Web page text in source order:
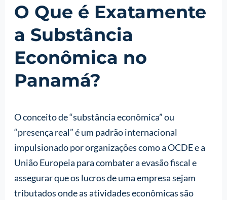
O Que é Exatamente
a Substância
Econômica no
Panamá?
O conceito de “substância econômica” ou
“presença real” é um padrão internacional
impulsionado por organizações como a OCDE e a
União Europeia para combater a evasão fiscal e
assegurar que os lucros de uma empresa sejam
tributados onde as atividades econômicas são